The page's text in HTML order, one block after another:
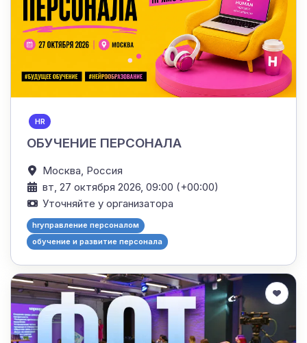
HR
ОБУЧЕНИЕ ПЕРСОНАЛА
Москва, Россия
вт, 27 октября 2026, 09:00 (+00:00)
Уточняйте у организатора
hrуправление персоналом
обучение и развитие персонала